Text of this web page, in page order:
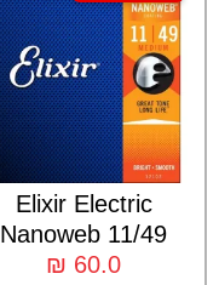
Elixir Electric
Nanoweb 11/49
₪ 60.0